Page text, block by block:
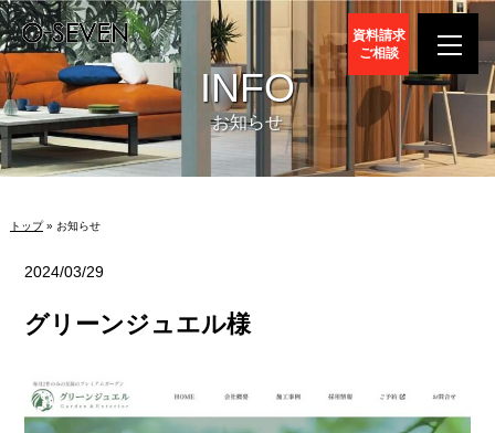
資料請求
ご相談
INFO
お知らせ
トップ» お知らせ
2024/03/29
グリーンジュエル様